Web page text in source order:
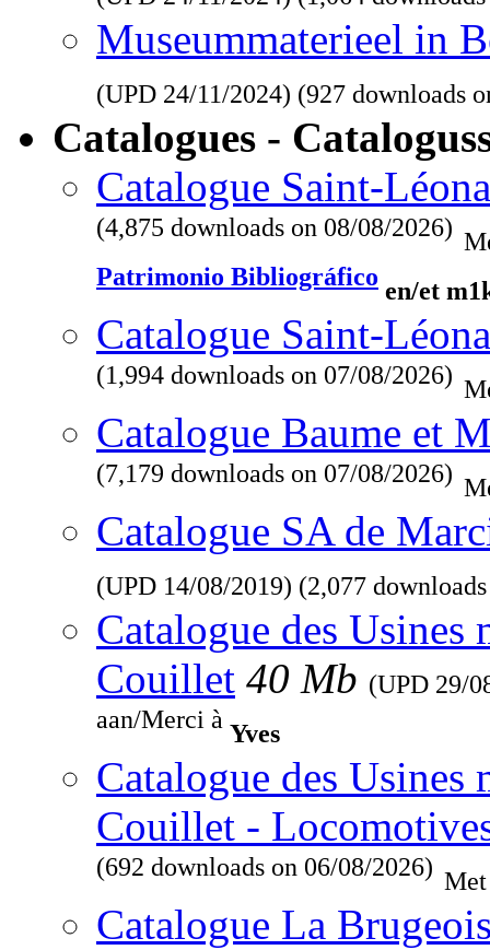
Museummaterieel in
(UPD 24/11/2024) (927 downloads
Catalogues -
Catalogue Saint-
(4,875 downloads on 08/08/2026)
Patrimonio Bibliográfico en/et
Catalogue Saint-
(1,994 downloads on 07/08/2026)
Catalogue Baume et
(7,179 downloads on 07/08/2026)
Catalogue SA de
(UPD 14/08/2019) (2,077
Catalogue des
Couillet 40 Mb (UPD 29/
aan/Merci à Yves
Catalogue des
Couillet -
(692 downloads on 06/08/2026)
Catalogue La